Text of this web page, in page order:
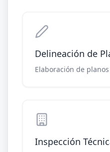
Delineación de
Elaboración de
Inspección